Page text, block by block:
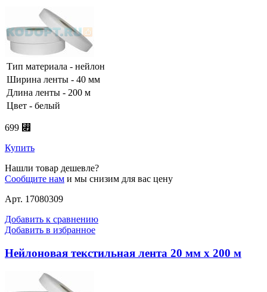
Тип материала - нейлон
Ширина ленты - 40 мм
Длина ленты - 200 м
Цвет - белый
699 ⃏
Купить
Нашли товар дешевле?
Сообщите нам и мы снизим для вас цену
Арт. 17080309
Добавить к сравнению
Добавить в избранное
Нейлоновая текстильная лента 20 мм х 200 м